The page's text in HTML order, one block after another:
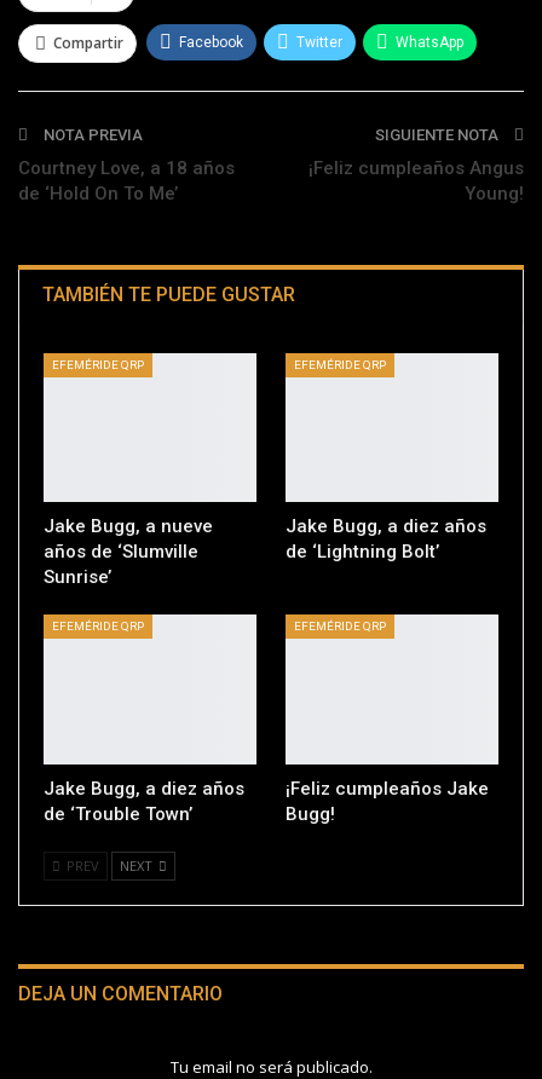
Compartir Facebook Twitter WhatsApp
Telegram
NOTA PREVIA
Courtney Love, a 18 años
de ‘Hold On To Me’
SIGUIENTE NOTA
¡Feliz cumpleaños Angus
Young!
TAMBIÉN TE PUEDE GUSTAR
EFEMÉRIDE QRP
Jake Bugg, a nueve
años de ‘Slumville
Sunrise’
EFEMÉRIDE QRP
Jake Bugg, a diez años
de ‘Lightning Bolt’
EFEMÉRIDE QRP
Jake Bugg, a diez años
de ‘Trouble Town’
EFEMÉRIDE QRP
¡Feliz cumpleaños Jake
Bugg!
PREV NEXT
DEJA UN COMENTARIO
Tu email no será publicado.